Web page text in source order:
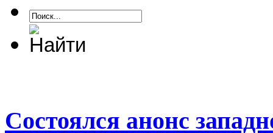
Состоялся анонс